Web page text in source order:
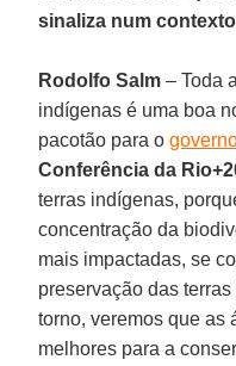
sinaliza num
Rodolfo Salm – Toda
indígenas é uma boa
pacotão para o
Conferência da
terras indígenas,
concentração da
mais impactadas, se
preservação das
torno, veremos que as
melhores para a